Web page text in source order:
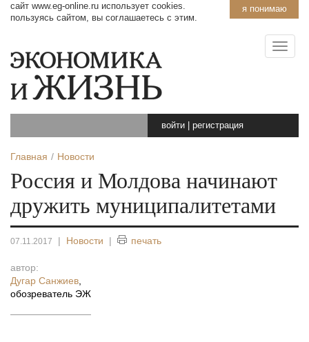
я понимаю
сайт www.eg-online.ru использует cookies.
пользуясь сайтом, вы соглашаетесь с этим.
войти регистрация
Главная Новости
Россия и Молдова начинают
дружить муниципалитетами
07.11.2017 | Новости | печать
автор:
Дугар Санжиев
обозреватель ЭЖ